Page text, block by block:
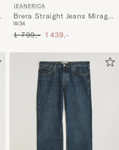
JEANERICA
Brera Straight Jeans Mirage
Rinse
W34
Ordinary pris
1 799,- Nedsat pris
1 439,-